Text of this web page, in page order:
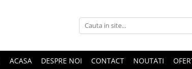
ACASA DESPRE NOI CONTACT NOUTATI